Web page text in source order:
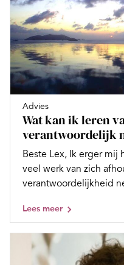
Advies
Wat kan ik leren
verantwoordelijk
Beste Lex, Ik erger mij
veel werk van zich
verantwoordelijkheid
Lees meer